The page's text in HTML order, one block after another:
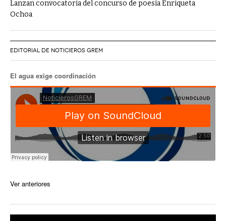
Lanzan convocatoria del concurso de poesía Enriqueta
Ochoa
EDITORIAL DE NOTICIEROS GREM
El agua exige coordinación
Ver anteriores